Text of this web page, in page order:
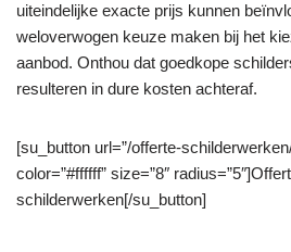
uiteindelijke exacte prijs kunnen
weloverwogen keuze maken bij het
aanbod. Onthou dat goedkope
resulteren in dure kosten achteraf.
[su_button url=”/offerte-
color=”#ffffff” size=”8″
schilderwerken[/su_button]